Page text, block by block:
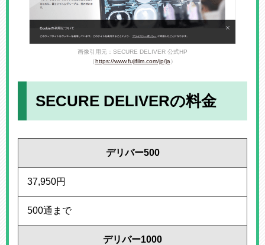
画像引用元：SECURE DELIVER 公式HP
（https://www.fujifilm.com/jp/ja ）
SECURE DELIVERの料金
デリバー500
37,950円
500通まで
デリバー1000